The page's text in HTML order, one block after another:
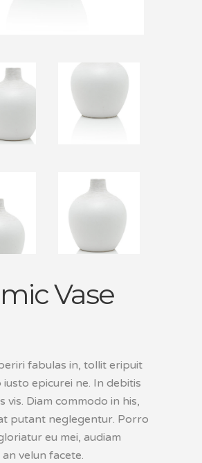
Vase
fabulas in, tollit eripuit
iusto epicurei ne. In debitis
vis. Diam commodo in his,
putant neglegentur. Porro
eu mei, audiam
velun facete.